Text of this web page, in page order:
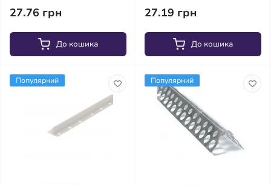
27.76 грн
До кошика
27.19 грн
До кошика
Популярний Популярний